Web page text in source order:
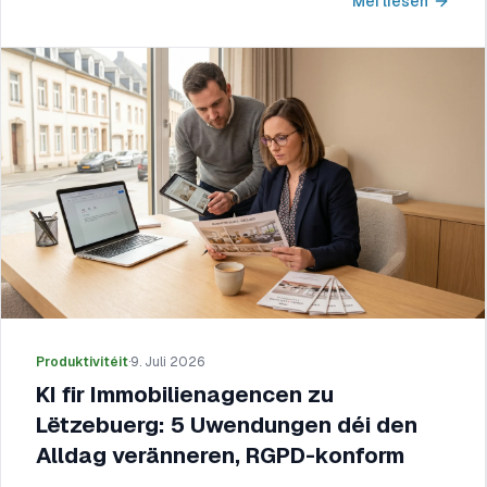
Produktivitéit·9. Juli 2026
KI fir Immobilienagencen zu
Lëtzebuerg: 5 Uwendungen déi den
Alldag veränneren, RGPD-konform